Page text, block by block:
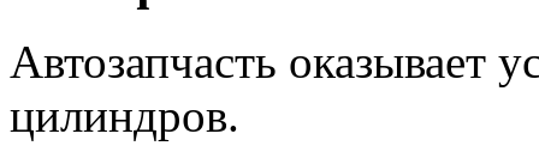
Автозапчасть оказывает
цилиндров.